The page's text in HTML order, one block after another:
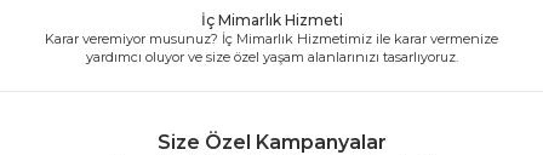
İç Mimarlık Hizmeti
Karar veremiyor musunuz? İç Mimarlık Hizmetimiz ile karar vermenize
yardımcı oluyor ve size özel yaşam alanlarınızı tasarlıyoruz.
Size Özel Kampanyalar